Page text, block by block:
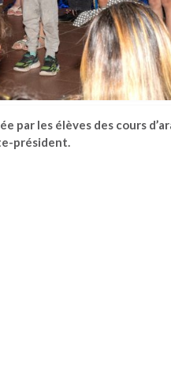
par les élèves des cours
président.